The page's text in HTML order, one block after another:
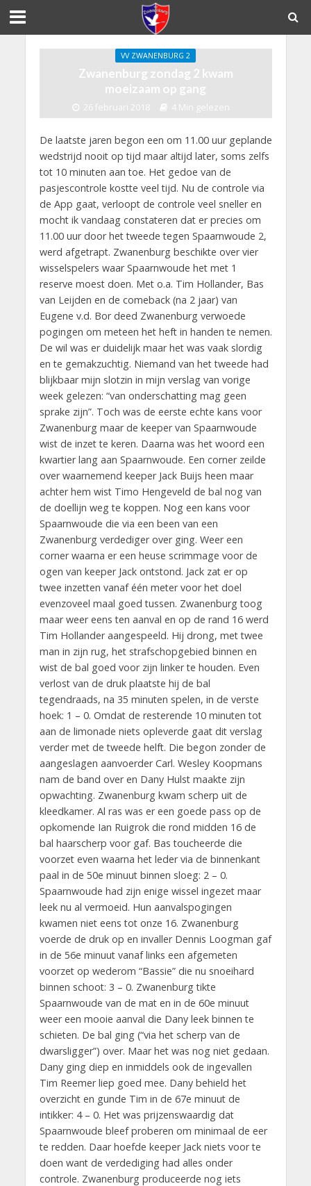
VV ZWANENBURG 2
Zwanenburg zondag 2 kwam
moeizaam op gang
26 februari 2018 4 Min gelezen
De laatste jaren begon een om 11.00 uur geplande
wedstrijd nooit op tijd maar altijd later, soms zelfs
tot 10 minuten aan toe. Het gedoe van de
pasjescontrole kostte veel tijd. Nu de controle via
de App gaat, verloopt de controle veel sneller en
mocht ik vandaag constateren dat er precies om
11.00 uur door het tweede tegen Spaarnwoude 2,
werd afgetrapt. Zwanenburg beschikte over vier
wisselspelers waar Spaarnwoude het met 1
reserve moest doen. Met o.a. Tim Hollander, Bas
van Leijden en de comeback (na 2 jaar) van
Eugene v.d. Bor deed Zwanenburg verwoede
pogingen om meteen het heft in handen te nemen.
De wil was er duidelijk maar het was vaak slordig
en te gemakzuchtig. Niemand van het tweede had
blijkbaar mijn slotzin in mijn verslag van vorige
week gelezen: “van onderschatting mag geen
sprake zijn”. Toch was de eerste echte kans voor
Zwanenburg maar de keeper van Spaarnwoude
wist de inzet te keren. Daarna was het woord een
kwartier lang aan Spaarnwoude. Een corner zeilde
over waarnemend keeper Jack Buijs heen maar
achter hem wist Timo Hengeveld de bal nog van
de doellijn weg te koppen. Nog een kans voor
Spaarnwoude die via een been van een
Zwanenburg verdediger over ging. Weer een
corner waarna er een heuse scrimmage voor de
ogen van keeper Jack ontstond. Jack zat er op
twee inzetten vanaf één meter voor het doel
evenzoveel maal goed tussen. Zwanenburg toog
maar weer eens ten aanval en op de rand 16 werd
Tim Hollander aangespeeld. Hij drong, met twee
man in zijn rug, het strafschopgebied binnen en
wist de bal goed voor zijn linker te houden. Even
verlost van de druk plaatste hij de bal
tegendraads, na 35 minuten spelen, in de verste
hoek: 1 – 0. Omdat de resterende 10 minuten tot
aan de limonade niets opleverde gaat dit verslag
verder met de tweede helft. Die begon zonder de
aangeslagen aanvoerder Carl. Wesley Koopmans
nam de band over en Dany Hulst maakte zijn
opwachting. Zwanenburg kwam scherp uit de
kleedkamer. Al ras was er een goede pass op de
opkomende Ian Ruigrok die rond midden 16 de
bal haarscherp voor gaf. Bas toucheerde die
voorzet even waarna het leder via de binnenkant
paal in de 50e minuut binnen sloeg: 2 – 0.
Spaarnwoude had zijn enige wissel ingezet maar
leek nu al vermoeid. Hun aanvalspogingen
kwamen niet eens tot onze 16. Zwanenburg
voerde de druk op en invaller Dennis Loogman gaf
in de 56e minuut vanaf links een afgemeten
voorzet op wederom “Bassie” die nu snoeihard
binnen schoot: 3 – 0. Zwanenburg tikte
Spaarnwoude van de mat en in de 60e minuut
weer een mooie aanval die Dany leek binnen te
schieten. De bal ging (“via het scherp van de
dwarsligger”) over. Maar het was nog niet gedaan.
Dany ging diep en inmiddels ook de ingevallen
Tim Reemer liep goed mee. Dany behield het
overzicht en gunde Tim in de 67e minuut de
intikker: 4 – 0. Het was prijzenswaardig dat
Spaarnwoude bleef proberen om minimaal de eer
te redden. Daar hoefde keeper Jack niets voor te
doen want de verdediging had alles onder
controle. Zwanenburg produceerde nog iets